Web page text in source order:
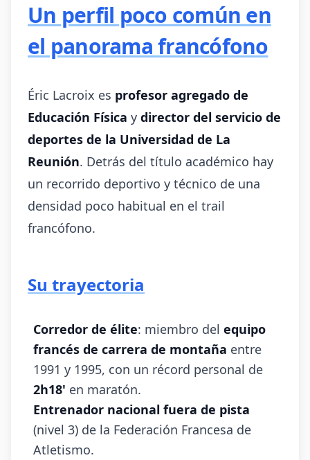
Un perfil poco común en
el panorama francófono
Éric Lacroix es profesor agregado de
Educación Física y director del servicio de
deportes de la Universidad de La
Reunión. Detrás del título académico hay
un recorrido deportivo y técnico de una
densidad poco habitual en el trail
francófono.
Su trayectoria
Corredor de élite: miembro del equipo
francés de carrera de montaña entre
1991 y 1995, con un récord personal de
2h18' en maratón.
Entrenador nacional fuera de pista
(nivel 3) de la Federación Francesa de
Atletismo.